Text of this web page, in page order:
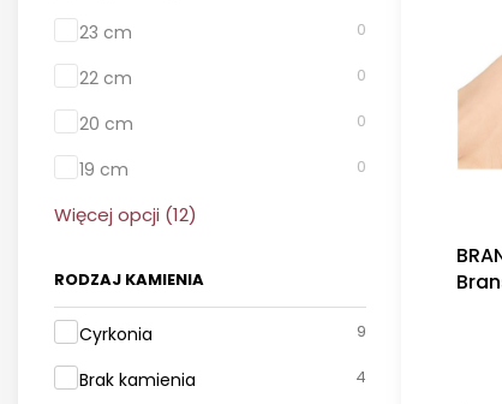
23 cm 0
22 cm 0
20 cm 0
19 cm 0
Więcej opcji (12)
RODZAJ KAMIENIA
Rodzaj Kamienia
Cyrkonia 9
Brak kamienia 4